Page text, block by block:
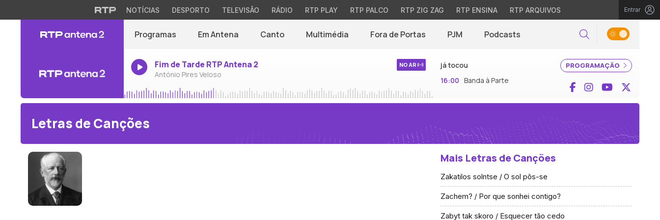
NOTÍCIAS DESPORTO TELEVISÃO RÁDIO RTP PLAY RTP PALCO RTP ZIG ZAG RTP ENSINA RTP ARQUIVOS Entrar
Programas Em Antena Canto Multimédia Fora de Portas PJM Podcasts Pesquisar
Fim de Tarde RTP Antena 2
António Pires Veloso
NO AR PROGRAMAÇÃO
já tocou
16:00 Banda à Parte Facebook
InstagramYouTube
Letras de Canções
Mais Letras de Canções
Zakatilos solntse / O sol pôs-se
Zachem? / Por que sonhei contigo?
Zabyt tak skoro / Esquecer tão cedo